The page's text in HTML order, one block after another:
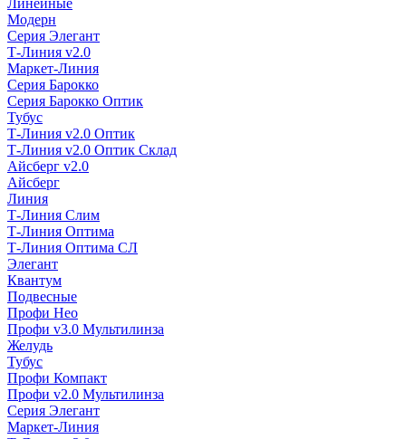
Линейные
Модерн
Серия Элегант
Т-Линия v2.0
Маркет-Линия
Серия Барокко
Серия Барокко Оптик
Тубус
Т-Линия v2.0 Оптик
Т-Линия v2.0 Оптик Склад
Айсберг v2.0
Айсберг
Линия
Т-Линия Слим
Т-Линия Оптима
Т-Линия Оптима СЛ
Элегант
Квантум
Подвесные
Профи Нео
Профи v3.0 Мультилинза
Желудь
Тубус
Профи Компакт
Профи v2.0 Мультилинза
Серия Элегант
Маркет-Линия